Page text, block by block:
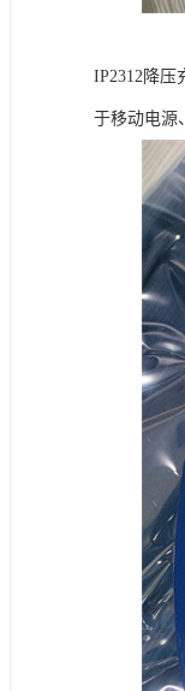
IP2312降压
于移动电源